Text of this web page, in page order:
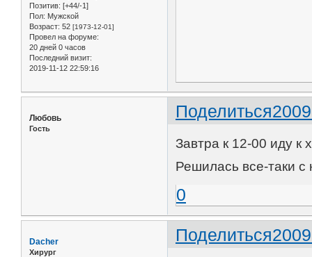
Позитив: [+44/-1]
Пол: Мужской
Возраст: 52 [1973-12-01]
Провел на форуме:
20 дней 0 часов
Последний визит:
2019-11-12 22:59:16
Поделиться
Любовь
Гость
Завтра к 12-00 иду к
Решилась все-таки с
0
Поделиться
Dacher
Хирург